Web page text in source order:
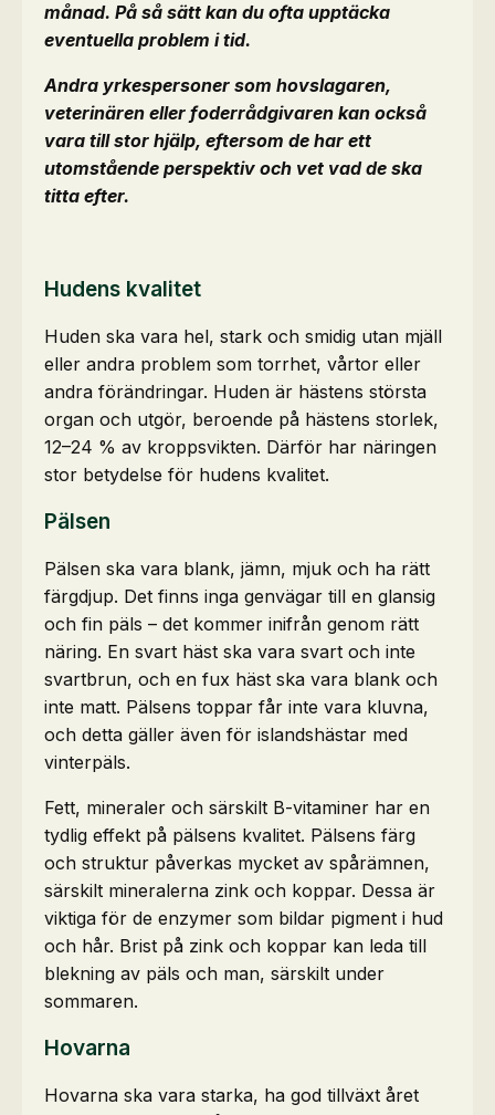
månad. På så sätt kan du ofta upptäcka
eventuella problem i tid.
Andra yrkespersoner som hovslagaren,
veterinären eller foderrådgivaren kan också
vara till stor hjälp, eftersom de har ett
utomstående perspektiv och vet vad de ska
titta efter.
Hudens kvalitet
Huden ska vara hel, stark och smidig utan mjäll
eller andra problem som torrhet, vårtor eller
andra förändringar. Huden är hästens största
organ och utgör, beroende på hästens storlek,
12–24 % av kroppsvikten. Därför har näringen
stor betydelse för hudens kvalitet.
Pälsen
Pälsen ska vara blank, jämn, mjuk och ha rätt
färgdjup. Det finns inga genvägar till en glansig
och fin päls – det kommer inifrån genom rätt
näring. En svart häst ska vara svart och inte
svartbrun, och en fux häst ska vara blank och
inte matt. Pälsens toppar får inte vara kluvna,
och detta gäller även för islandshästar med
vinterpäls.
Fett, mineraler och särskilt B-vitaminer har en
tydlig effekt på pälsens kvalitet. Pälsens färg
och struktur påverkas mycket av spårämnen,
särskilt mineralerna zink och koppar. Dessa är
viktiga för de enzymer som bildar pigment i hud
och hår. Brist på zink och koppar kan leda till
blekning av päls och man, särskilt under
sommaren.
Hovarna
Hovarna ska vara starka, ha god tillväxt året